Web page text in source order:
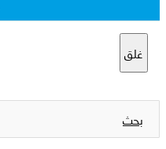
غلق
بحث